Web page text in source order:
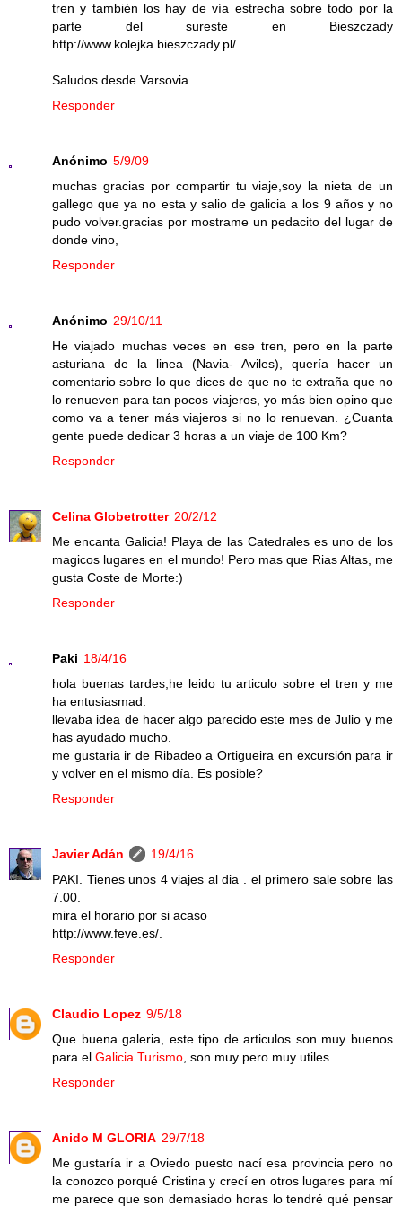
tren y también los hay de vía estrecha sobre todo por la
parte del sureste en Bieszczady
http://www.kolejka.bieszczady.pl/
Saludos desde Varsovia.
Responder
Anónimo 5/9/09
muchas gracias por compartir tu viaje,soy la nieta de un
gallego que ya no esta y salio de galicia a los 9 años y no
pudo volver.gracias por mostrame un pedacito del lugar de
donde vino,
Responder
Anónimo 29/10/11
He viajado muchas veces en ese tren, pero en la parte
asturiana de la linea (Navia- Aviles), quería hacer un
comentario sobre lo que dices de que no te extraña que no
lo renueven para tan pocos viajeros, yo más bien opino que
como va a tener más viajeros si no lo renuevan. ¿Cuanta
gente puede dedicar 3 horas a un viaje de 100 Km?
Responder
Celina Globetrotter 20/2/12
Me encanta Galicia! Playa de las Catedrales es uno de los
magicos lugares en el mundo! Pero mas que Rias Altas, me
gusta Coste de Morte:)
Responder
Paki 18/4/16
hola buenas tardes,he leido tu articulo sobre el tren y me
ha entusiasmad.
llevaba idea de hacer algo parecido este mes de Julio y me
has ayudado mucho.
me gustaria ir de Ribadeo a Ortigueira en excursión para ir
y volver en el mismo día. Es posible?
Responder
Javier Adán
19/4/16
PAKI. Tienes unos 4 viajes al dia . el primero sale sobre las
7.00.
mira el horario por si acaso
http://www.feve.es/.
Responder
Claudio Lopez 9/5/18
Que buena galeria, este tipo de articulos son muy buenos
para el Galicia Turismo , son muy pero muy utiles.
Responder
Anido M GLORIA 29/7/18
Me gustaría ir a Oviedo puesto nací esa provincia pero no
la conozco porqué Cristina y crecí en otros lugares para mí
me parece que son demasiado horas lo tendré qué pensar